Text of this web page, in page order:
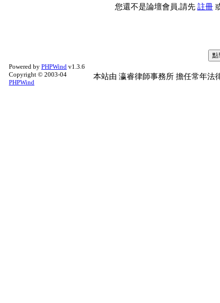
您還不是論壇會員,請先 註冊
Powered by PHPWind v1.3.6
Copyright © 2003-04
PHPWind
本站由 瀛睿律師事務所 擔任常年法